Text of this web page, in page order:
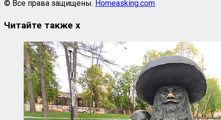
© Все права защищены. Homeasking.com
Читайте также x